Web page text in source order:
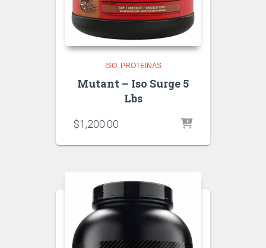
ISO PROTEINAS
Mutant – Iso Surge 5
Lbs
$1,200.00